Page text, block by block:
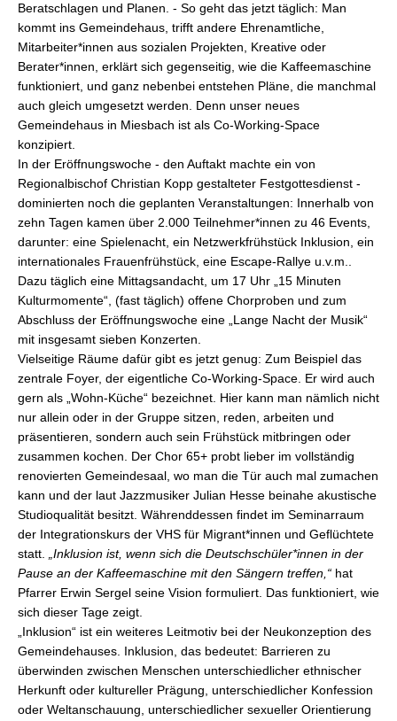
Beratschlagen und Planen. - So geht das jetzt täglich: Man
kommt ins Gemeindehaus, trifft andere Ehrenamtliche,
Mitarbeiter*innen aus sozialen Projekten, Kreative oder
Berater*innen, erklärt sich gegenseitig, wie die Kaffeemaschine
funktioniert, und ganz nebenbei entstehen Pläne, die manchmal
auch gleich umgesetzt werden. Denn unser neues
Gemeindehaus in Miesbach ist als Co-Working-Space
konzipiert.
In der Eröffnungswoche - den Auftakt machte ein von
Regionalbischof Christian Kopp gestalteter Festgottesdienst -
dominierten noch die geplanten Veranstaltungen: Innerhalb von
zehn Tagen kamen über 2.000 Teilnehmer*innen zu 46 Events,
darunter: eine Spielenacht, ein Netzwerkfrühstück Inklusion, ein
internationales Frauenfrühstück, eine Escape-Rallye u.v.m..
Dazu täglich eine Mittagsandacht, um 17 Uhr „15 Minuten
Kulturmomente“, (fast täglich) offene Chorproben und zum
Abschluss der Eröffnungswoche eine „Lange Nacht der Musik“
mit insgesamt sieben Konzerten.
Vielseitige Räume dafür gibt es jetzt genug: Zum Beispiel das
zentrale Foyer, der eigentliche Co-Working-Space. Er wird auch
gern als „Wohn-Küche“ bezeichnet. Hier kann man nämlich nicht
nur allein oder in der Gruppe sitzen, reden, arbeiten und
präsentieren, sondern auch sein Frühstück mitbringen oder
zusammen kochen. Der Chor 65+ probt lieber im vollständig
renovierten Gemeindesaal, wo man die Tür auch mal zumachen
kann und der laut Jazzmusiker Julian Hesse beinahe akustische
Studioqualität besitzt. Währenddessen findet im Seminarraum
der Integrationskurs der VHS für Migrant*innen und Geflüchtete
statt.
„Inklusion ist, wenn sich die Deutschschüler*innen in der
Pause an der Kaffeemaschine mit den Sängern treffen,“ hat
Pfarrer Erwin Sergel seine Vision formuliert. Das funktioniert, wie
sich dieser Tage zeigt.
„Inklusion“ ist ein weiteres Leitmotiv bei der Neukonzeption des
Gemeindehauses. Inklusion, das bedeutet: Barrieren zu
überwinden zwischen Menschen unterschiedlicher ethnischer
Herkunft oder kultureller Prägung, unterschiedlicher Konfession
oder Weltanschauung, unterschiedlicher sexueller Orientierung